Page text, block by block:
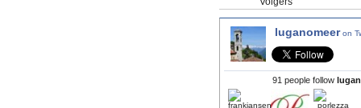
luganomeeron
91 people follow